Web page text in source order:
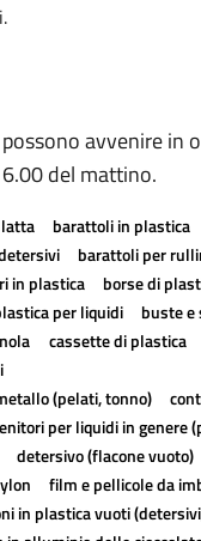
avvenire in
del mattino.
barattoli in plastica
barattoli per
in plastica borse di
per liquidi
buste e
cassette di plastica
(pelati, tonno)
per liquidi in genere
detersivo (flacone vuoto)
film e pellicole da
in plastica vuoti